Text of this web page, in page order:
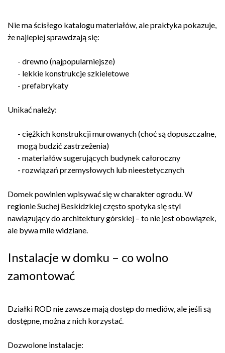
Nie ma ścisłego katalogu materiałów, ale praktyka pokazuje,
że najlepiej sprawdzają się:
- drewno (najpopularniejsze)
- lekkie konstrukcje szkieletowe
- prefabrykaty
Unikać należy:
- ciężkich konstrukcji murowanych (choć są dopuszczalne,
mogą budzić zastrzeżenia)
- materiałów sugerujących budynek całoroczny
- rozwiązań przemysłowych lub nieestetycznych
Domek powinien wpisywać się w charakter ogrodu. W
regionie Suchej Beskidzkiej często spotyka się styl
nawiązujący do architektury górskiej – to nie jest obowiązek,
ale bywa mile widziane.
Instalacje w domku – co wolno
zamontować
Działki ROD nie zawsze mają dostęp do mediów, ale jeśli są
dostępne, można z nich korzystać.
Dozwolone instalacje: